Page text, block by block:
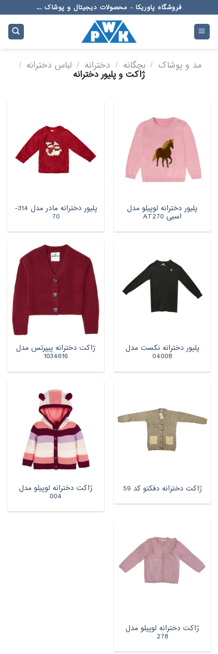
to
content
فروشگاه پاوریکا - محصولات دیجیتال و پوشاک ...
مد و پوشاک / بچگانه / دخترانه / لباس دخترانه /
ژاکت و پلیور دخترانه
پلیور دخترانه لوپیلو مدل
اسبی AT270
پلیور دخترانه مادر مدل 314-
70
پلیور دخترانه نکست مدل
04008
ژاکت دخترانه پیپرتس مدل
1034616
ژاکت دخترانه دفکتو کد 59 ژاکت دخترانه لوپیلو مدل
004
ژاکت دخترانه لوپیلو مدل
278